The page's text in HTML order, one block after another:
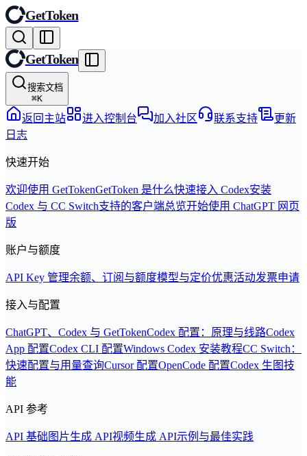
GetToken
GetToken
搜索文档
⌘K
返回主站 进入控制台 加入社区 联系支持
更新
日志
快速开始
欢迎使用 GetTokenGetToken 是什么快速接入 Codex安装
Codex 与 CC Switch支持的客户端总览开始使用 ChatGPT 网页
版
账户与额度
API Key 管理余额、订阅与额度模型与定价优惠活动发票申请
接入与配置
ChatGPT、Codex 与 GetTokenCodex 配置：原理与线路Codex
App 配置Codex CLI 配置Windows Codex 安装教程CC Switch：
快速配置与用量查询Cursor 配置OpenCode 配置Codex 生图技
能
API 参考
API 基础 图片生成 API视频生成 API示例与最佳实践